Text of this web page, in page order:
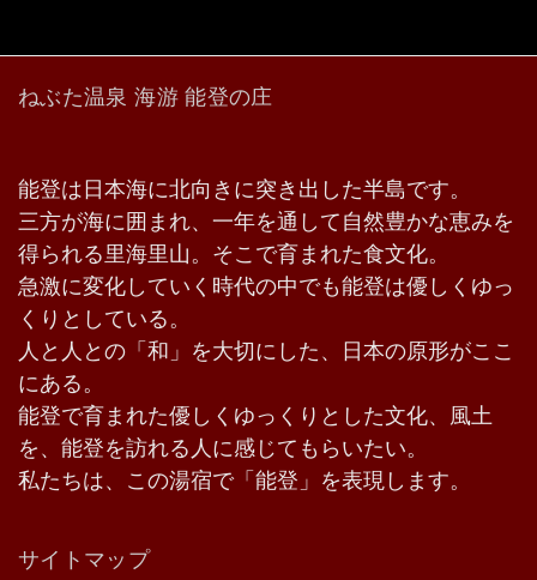
ねぶた温泉 海游 能登の庄
能登は日本海に北向きに突き出した半島です。
三方が海に囲まれ、一年を通して自然豊かな恵みを
得られる里海里山。そこで育まれた食文化。
急激に変化していく時代の中でも能登は優しくゆっ
くりとしている。
人と人との「和」を大切にした、日本の原形がここ
にある。
能登で育まれた優しくゆっくりとした文化、風土
を、能登を訪れる人に感じてもらいたい。
私たちは、この湯宿で「能登」を表現します。
サイトマップ